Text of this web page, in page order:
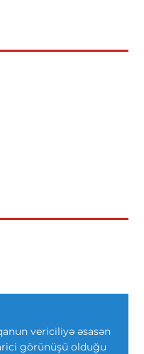
vericiliyə əsasən
görünüşü olduğu